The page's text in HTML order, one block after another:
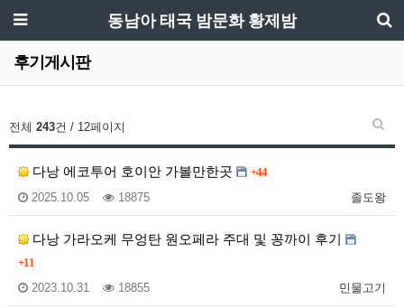
동남아 태국 밤문화 황제밤
후기게시판
전체 243건 / 12페이지
다낭 에코투어 호이안 가볼만한곳 +44
졸도왕
2025.10.05 18875
다낭 가라오케 무엉탄 원오페라 주대 및 꽁까이 후기
+11
민물고기
2023.10.31 18855